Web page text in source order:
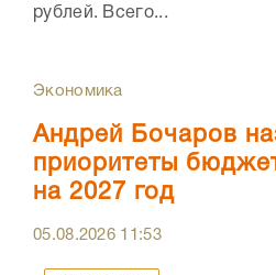
рублей. Всего...
Экономика
Андрей Бочаров
приоритеты
на 2027 год
05.08.2026 11:53